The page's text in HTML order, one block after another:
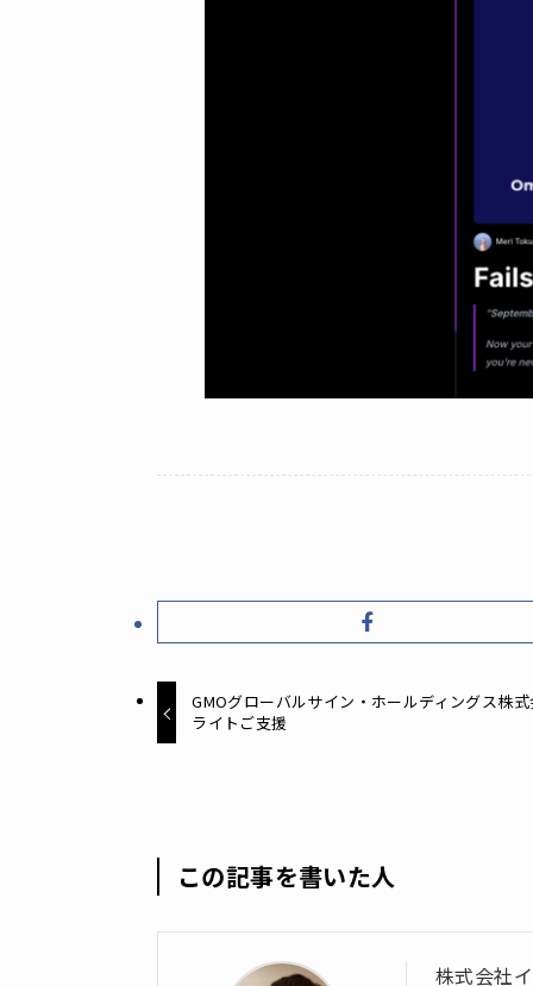
GMOグローバルサイン・ホールディングス株
ライトご支援
この記事を書いた人
株式会社